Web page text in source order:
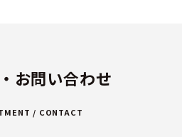
お問い合わせ
/ CONTACT